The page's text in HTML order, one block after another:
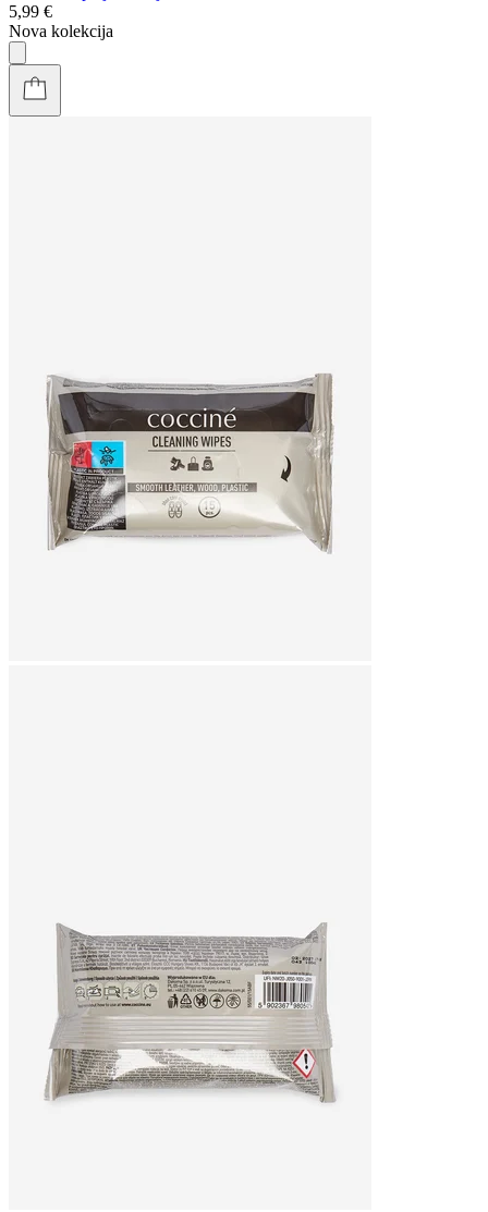
5,99 €
Nova kolekcija